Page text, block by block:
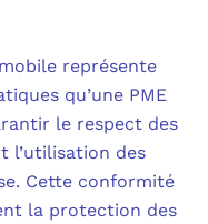
représente
qu’une PME
le respect des
l’utilisation des
Cette conformité
la protection des